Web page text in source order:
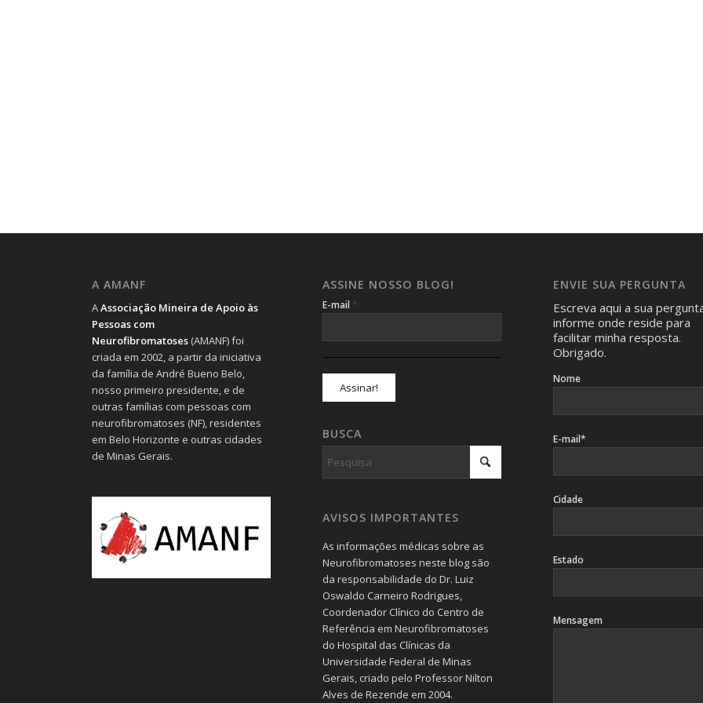
A AMANF
AAssociação Mineira de Apoio às
Pessoas com
Neurofibromatoses (AMANF) foi
criada em 2002, a partir da iniciativa
da família de André Bueno Belo,
nosso primeiro presidente, e de
outras famílias com pessoas com
neurofibromatoses (NF), residentes
em Belo Horizonte e outras cidades
de Minas Gerais.
ASSINE NOSSO BLOG!
E-mail *
BUSCA
AVISOS IMPORTANTES
As informações médicas sobre as
Neurofibromatoses neste blog são
da responsabilidade do Dr. Luiz
Oswaldo Carneiro Rodrigues,
Coordenador Clínico do Centro de
Referência em Neurofibromatoses
do Hospital das Clínicas da
Universidade Federal de Minas
Gerais, criado pelo Professor Nilton
Alves de Rezende em 2004.
ENVIE SUA PERGUNTA
Escreva aqui a sua
informe onde reside para
facilitar minha resposta.
Obrigado.
Nome
E-mail*
Cidade
Estado
Mensagem